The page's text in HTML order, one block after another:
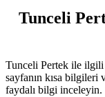
Tunceli
Tunceli Pertek ile ilgili
sayfanın kısa bilgileri
faydalı bilgi inceleyin.